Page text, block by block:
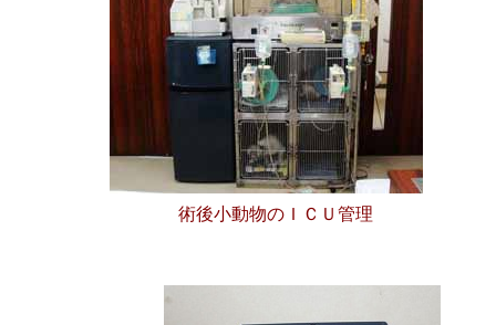
術後小動物のＩＣＵ管理